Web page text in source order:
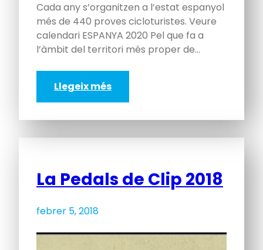
Cada any s’organitzen a l’estat espanyol
més de 440 proves cicloturistes. Veure
calendari ESPANYA 2020 Pel que fa a
l’àmbit del territori més proper de…
Llegeix més
La Pedals de Clip 2018
febrer 5, 2018